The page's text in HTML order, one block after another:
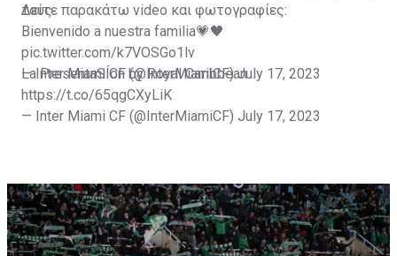
τους.
Δείτε παρακάτω video και φωτογραφίες:
Bienvenido a nuestra familia💗🖤
pic.twitter.com/k7VOSGo1lv
— Inter Miami CF (@InterMiamiCF)July 17, 2023
La PresentaSÍon by Royal Caribbean
https://t.co/65qgCXyLiK
— Inter Miami CF (@InterMiamiCF) July 17, 2023